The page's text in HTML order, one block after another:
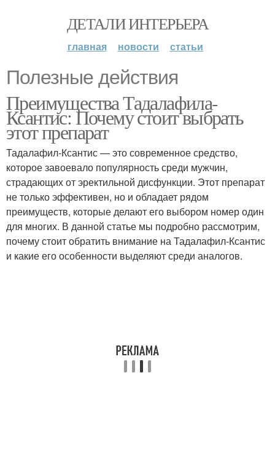
ДЕТАЛИ ИНТЕРЬЕРА
главная новости статьи
Полезные действия
Преимущества Тадалафила-
Ксантис: Почему стоит выбрать
этот препарат
Тадалафил-Ксантис — это современное средство,
которое завоевало популярность среди мужчин,
страдающих от эректильной дисфункции. Этот препарат
не только эффективен, но и обладает рядом
преимуществ, которые делают его выбором номер один
для многих. В данной статье мы подробно рассмотрим,
почему стоит обратить внимание на Тадалафил-Ксантис
и какие его особенности выделяют среди аналогов.